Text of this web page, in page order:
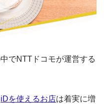
でNTTドコモが運営する
iDを使えるお店は着実に増